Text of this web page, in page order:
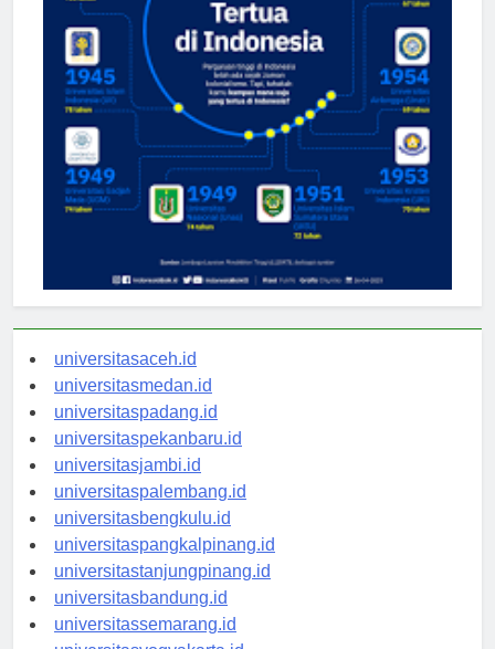
universitasaceh.id
universitasmedan.id
universitaspadang.id
universitaspekanbaru.id
universitasjambi.id
universitaspalembang.id
universitasbengkulu.id
universitaspangkalpinang.id
universitastanjungpinang.id
universitasbandung.id
universitassemarang.id